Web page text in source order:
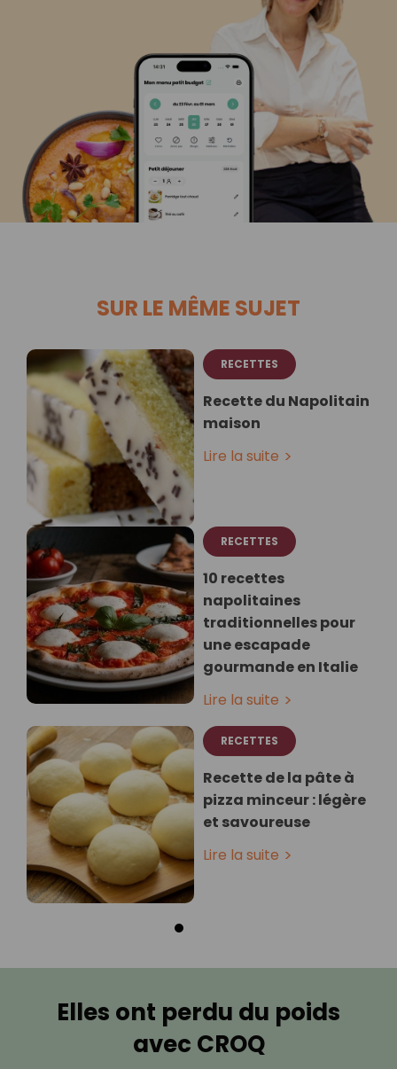
SUR LE MÊME SUJET
RECETTES
Recette du Napolitain
maison
Lire la suite
RECETTES
10 recettes
napolitaines
traditionnelles pour
une escapade
gourmande en Italie
Lire la suite
RECETTES
Recette de la pâte à
pizza minceur : légère
et savoureuse
Lire la suite
Elles ont perdu du poids
avec CROQ